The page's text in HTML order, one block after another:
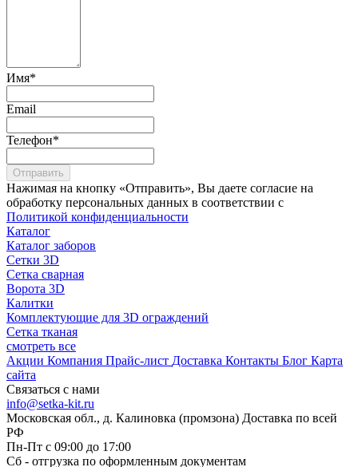
Имя*
Email
Телефон*
Отправить
Нажимая на кнопку «Отправить», Вы даете согласие на
обработку персональных данных в соответствии с
Политикой конфиденциальности
Каталог
Каталог заборов
Сетки 3D
Сетка сварная
Ворота 3D
Калитки
Комплектующие для 3D ограждений
Сетка тканая
смотреть все
Акции Компания Прайс-лист Доставка Контакты Блог Карта
сайта
Связаться с нами
info@setka-kit.ru
Московская обл., д. Калиновка (промзона) Доставка по всей
РФ
Пн-Пт с 09:00 до 17:00
Сб - отгрузка по оформленным документам